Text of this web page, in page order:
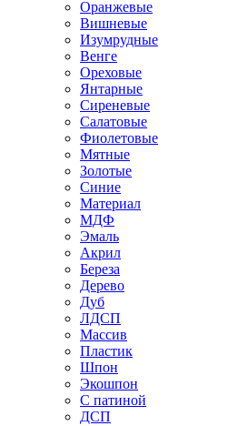
Оранжевые
Вишневые
Изумрудные
Венге
Ореховые
Янтарные
Сиреневые
Салатовые
Фиолетовые
Мятные
Золотые
Синие
Материал
МДФ
Эмаль
Акрил
Береза
Дерево
Дуб
ЛДСП
Массив
Пластик
Шпон
Экошпон
С патиной
ДСП